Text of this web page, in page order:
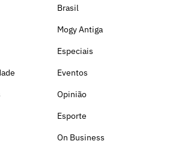
Brasil
Mogy Antiga
Especiais
Eventos
Opinião
Esporte
On Business